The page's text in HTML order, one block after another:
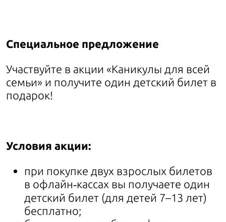
Специальное предложение
Участвуйте в акции «Каникулы для всей
семьи» и получите один детский билет в
подарок!
Условия акции:
при покупке двух взрослых билетов
в офлайн‑кассах вы получаете один
детский билет (для детей 7–13 лет)
бесплатно;